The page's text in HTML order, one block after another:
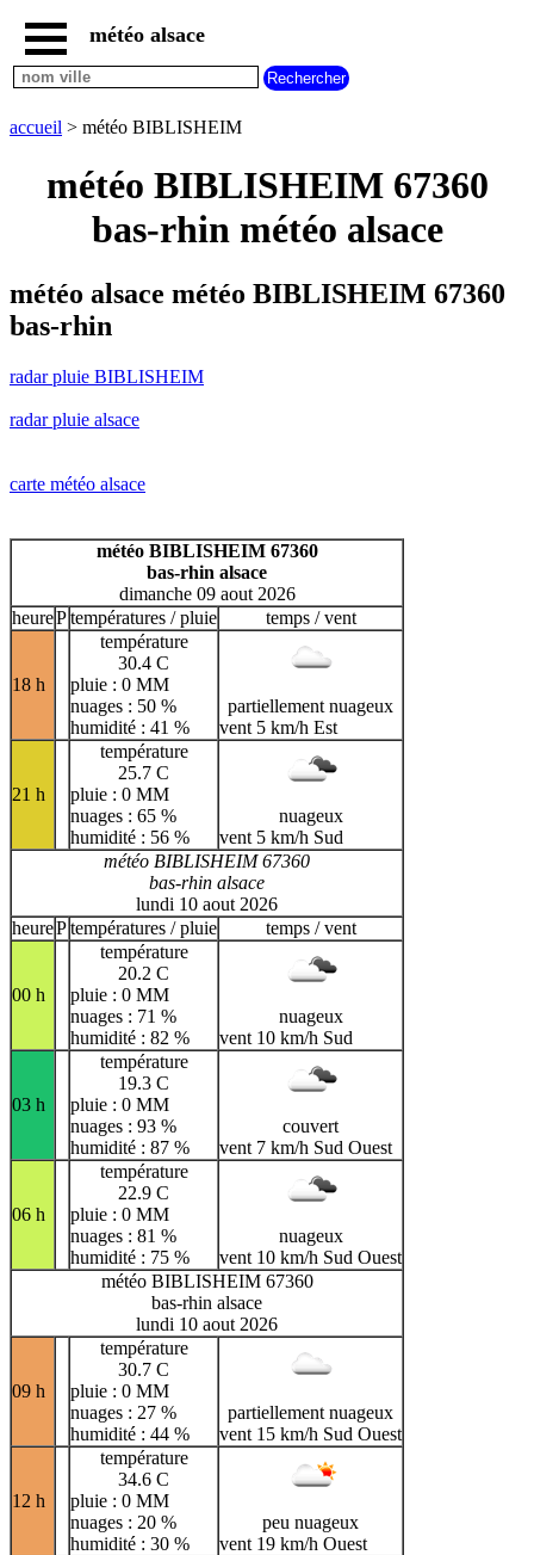
accueil
radar
BIBLISHEIM
météo
alsace
carte
météo
météo
H
I J K L M
N
T
U
V
W X Y Z
météo alsace
accueil > météo BIBLISHEIM
météo BIBLISHEIM 67360
bas-rhin météo alsace
météo alsace météo BIBLISHEIM 67360
bas-rhin
radar pluie BIBLISHEIM
radar pluie alsace
carte météo alsace
météo BIBLISHEIM 67360
bas-rhin alsace
dimanche 09 aout 2026
heurePtempératures / pluie temps / vent
18 h
température
30.4 C
pluie : 0 MM
nuages : 50 %
humidité : 41 %
partiellement nuageux
vent 5 km/h Est
21 h
température
25.7 C
pluie : 0 MM
nuages : 65 %
humidité : 56 %
nuageux
vent 5 km/h Sud
météo BIBLISHEIM 67360
bas-rhin alsace
lundi 10 aout 2026
heurePtempératures / pluie temps / vent
00 h
température
20.2 C
pluie : 0 MM
nuages : 71 %
humidité : 82 %
nuageux
vent 10 km/h Sud
03 h
température
19.3 C
pluie : 0 MM
nuages : 93 %
humidité : 87 %
couvert
vent 7 km/h Sud Ouest
06 h
température
22.9 C
pluie : 0 MM
nuages : 81 %
humidité : 75 %
nuageux
vent 10 km/h Sud Ouest
météo BIBLISHEIM 67360
bas-rhin alsace
lundi 10 aout 2026
09 h
température
30.7 C
pluie : 0 MM
nuages : 27 %
humidité : 44 %
partiellement nuageux
vent 15 km/h Sud Ouest
12 h
température
34.6 C
pluie : 0 MM
nuages : 20 %
humidité : 30 %
peu nuageux
vent 19 km/h Ouest